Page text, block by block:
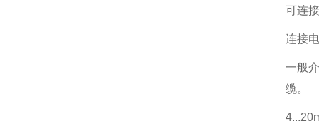
可连
连接
一般
缆。